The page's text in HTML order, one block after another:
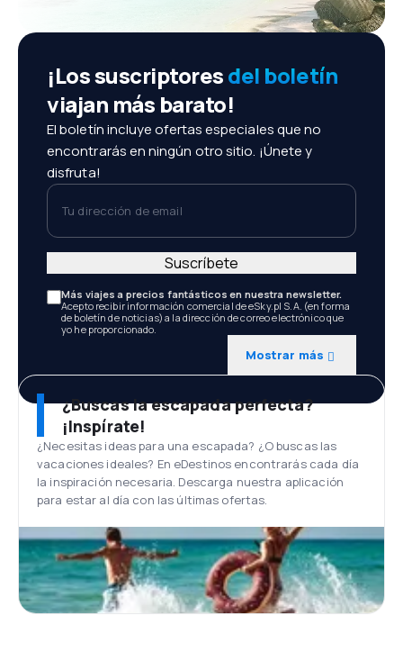
¡Los suscriptoresdel boletín
viajan más barato!
El boletín incluye ofertas especiales que no
encontrarás en ningún otro sitio. ¡Únete y
disfruta!
Tu dirección de email
Más viajes a precios fantásticos en nuestra newsletter.
Acepto recibir información comercial de eSky.pl S.A. (en forma
de boletín de noticias) a la dirección de correo electrónico que
yo he proporcionado.
Mostrar más
Suscríbete
¿Buscas la escapada perfecta?
¡Inspírate!
¿Necesitas ideas para una escapada? ¿O buscas las
vacaciones ideales? En eDestinos encontrarás cada día
la inspiración necesaria. Descarga nuestra aplicación
para estar al día con las últimas ofertas.